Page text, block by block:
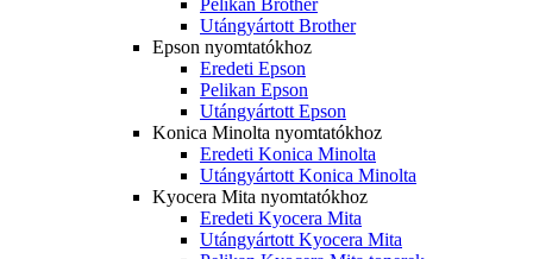
Pelikan Brother
Utángyártott Brother
Epson nyomtatókhoz
Eredeti Epson
Pelikan Epson
Utángyártott Epson
Konica Minolta nyomtatókhoz
Eredeti Konica Minolta
Utángyártott Konica Minolta
Kyocera Mita nyomtatókhoz
Eredeti Kyocera Mita
Utángyártott Kyocera Mita